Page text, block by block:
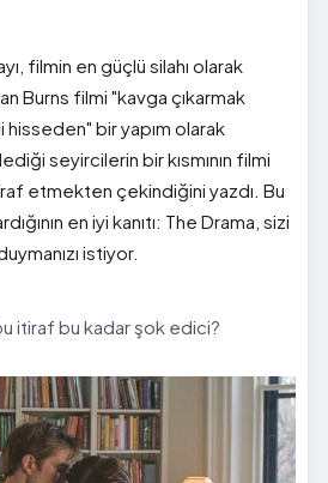
filmin en güçlü silahı olarak
Burns filmi "kavga çıkarmak
bir yapım olarak
seyircilerin bir kısmının filmi
etmekten çekindiğini yazdı. Bu
en iyi kanıtı: The Drama, sizi
istiyor.
itiraf bu kadar şok edici?